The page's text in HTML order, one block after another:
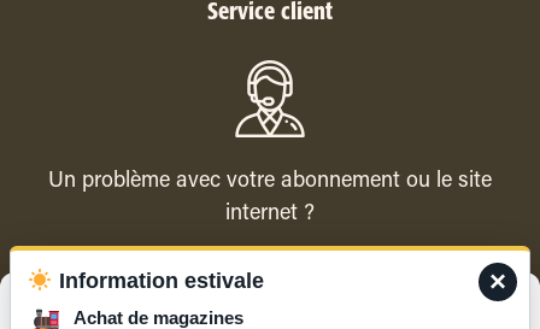
Service client
Un problème avec votre abonnement ou le site
internet ?
Contacter le service client ×
Information estivale
Achat de magazines